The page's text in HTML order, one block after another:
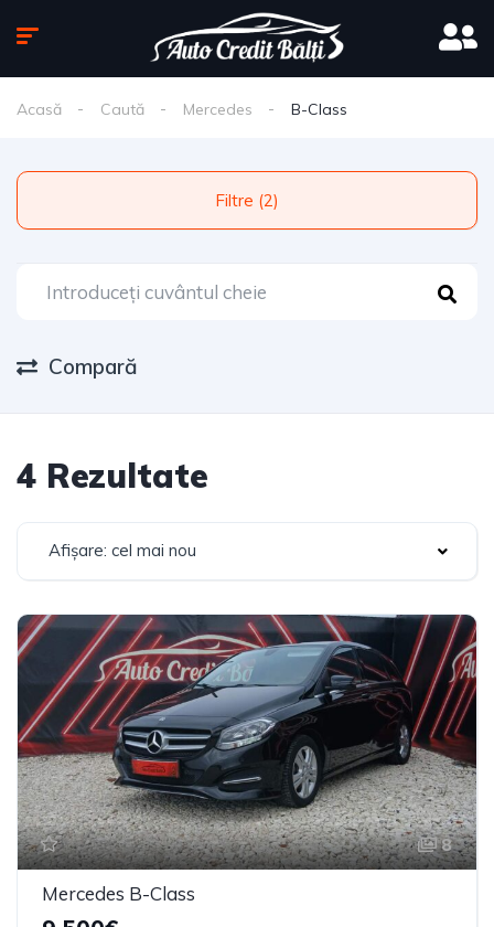
Acasă Caută Mercedes B-Class
Filtre (2)
Compară
4 Rezultate
Afișare: cel mai nou
8
Mercedes B-Class